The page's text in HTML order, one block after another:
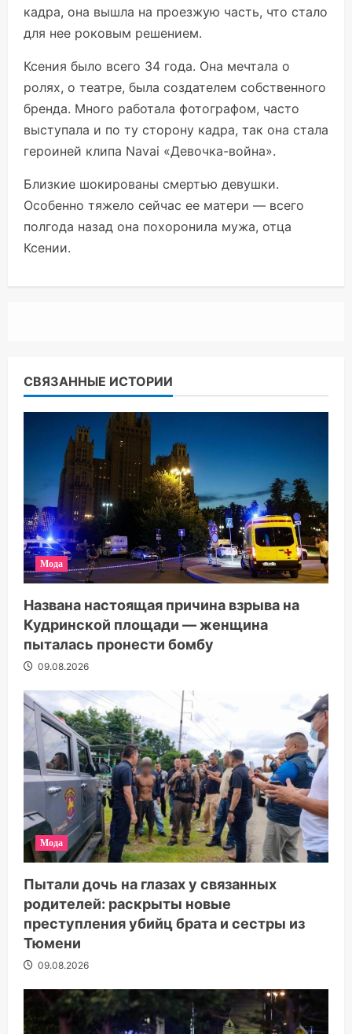
кадра, она вышла на проезжую часть, что стало
для нее роковым решением.
Ксения было всего 34 года. Она мечтала о
ролях, о театре, была создателем собственного
бренда. Много работала фотографом, часто
выступала и по ту сторону кадра, так она стала
героиней клипа Navai «Девочка-война».
Близкие шокированы смертью девушки.
Особенно тяжело сейчас ее матери — всего
полгода назад она похоронила мужа, отца
Ксении.
СВЯЗАННЫЕ ИСТОРИИ
Мода
Названа настоящая причина взрыва на
Кудринской площади — женщина
пыталась пронести бомбу
09.08.2026
Мода
Пытали дочь на глазах у связанных
родителей: раскрыты новые
преступления убийц брата и сестры из
Тюмени
09.08.2026